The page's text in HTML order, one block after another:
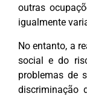
outras
igualmente
No entanto, a
social e do
problemas de
discriminação